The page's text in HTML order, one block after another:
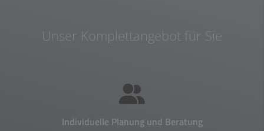
Unser Komplettangebot für Sie
Individuelle Planung und Beratung